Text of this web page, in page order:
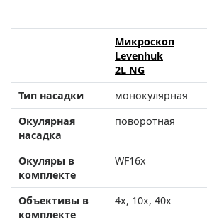
Микроскоп
Levenhuk
2L NG
Тип насадки
монокулярная
Окулярная
насадка
поворотная
Окуляры в
комплекте
WF16х
Объективы в
комплекте
4х, 10х, 40х